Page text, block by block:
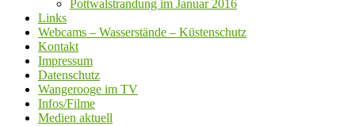
Pottwalstrandung im Januar 2016
Links
Webcams – Wasserstände – Küstenschutz
Kontakt
Impressum
Datenschutz
Wangerooge im TV
Infos/Filme
Medien aktuell